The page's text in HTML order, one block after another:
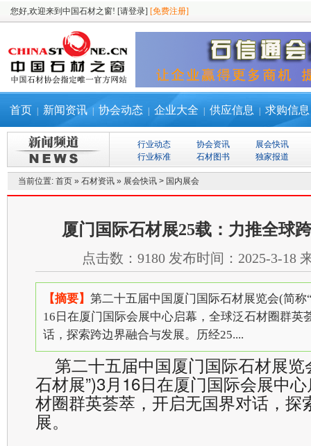
您好,欢迎来到中国石材之窗! [请登录] [免费注册]
首页 新闻资讯 协会动态 企业大全 供应信息 求购信息
行业动态 协会资讯
展会快讯
行业标准
石材图书 独家报道
当前位置: 首页 » 石材资讯 » 展会快讯 > 国内展会
厦门国际石材展25载：力推全球
点击数： 9180 发布时间： 2025-3-18
【摘要】 第二十五届中国厦门国际石材展览会(简称
16日在厦门国际会展中心启幕，全球泛石材圈群英
话，探索跨边界融合与发展。历经25....
第二十五届中国厦门国际石材展览
石材展”)3月16日在厦门国际会展中
材圈群英荟萃，开启无国界对话，探
展。